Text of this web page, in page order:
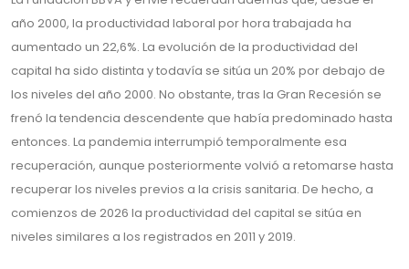
año 2000, la productividad laboral por hora trabajada ha
aumentado un 22,6%. La evolución de la productividad del
capital ha sido distinta y todavía se sitúa un 20% por debajo de
los niveles del año 2000. No obstante, tras la Gran Recesión se
frenó la tendencia descendente que había predominado hasta
entonces. La pandemia interrumpió temporalmente esa
recuperación, aunque posteriormente volvió a retomarse hasta
recuperar los niveles previos a la crisis sanitaria. De hecho, a
comienzos de 2026 la productividad del capital se sitúa en
niveles similares a los registrados en 2011 y 2019.